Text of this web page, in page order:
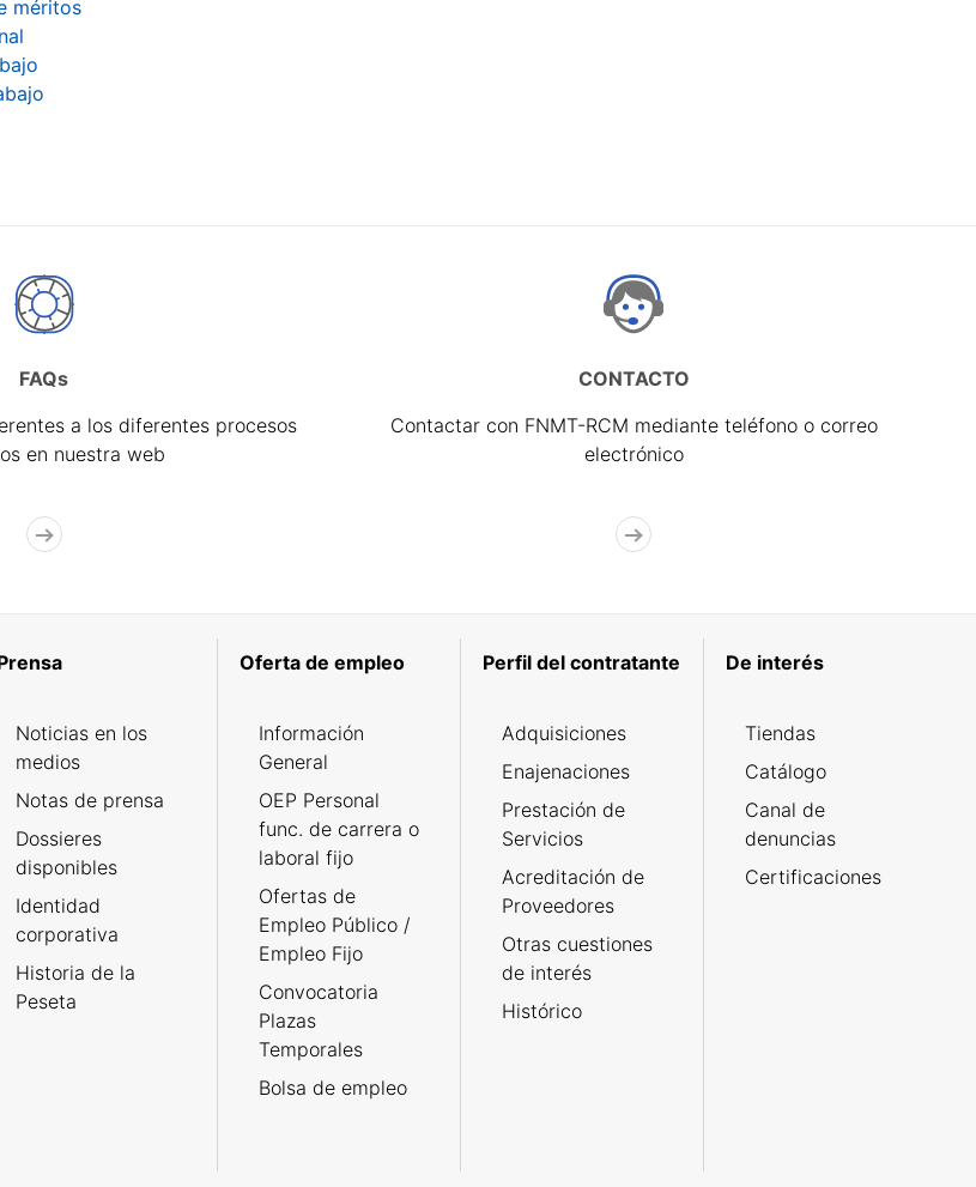
méritos
FAQs
a los diferentes procesos
en nuestra web
CONTACTO
Contactar con FNMT-RCM mediante teléfono o correo
electrónico
Noticias en los
medios
Notas de prensa
Dossieres
disponibles
Identidad
corporativa
Historia de la
Peseta
Oferta de empleo
Información
General
OEP Personal
func. de carrera o
laboral fijo
Ofertas de
Empleo Público /
Empleo Fijo
Convocatoria
Plazas
Temporales
Bolsa de empleo
Perfil del contratante
Adquisiciones
Enajenaciones
Prestación de
Servicios
Acreditación de
Proveedores
Otras cuestiones
de interés
Histórico
De interés
Tiendas
Catálogo
Canal de
denuncias
Certificaciones